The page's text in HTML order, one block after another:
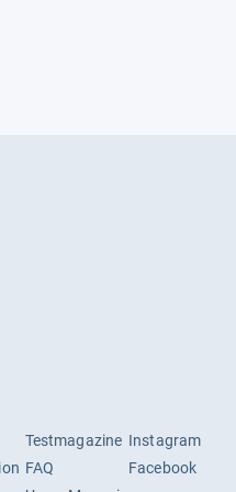
Testmagazine
FAQ
Instagram
Facebook